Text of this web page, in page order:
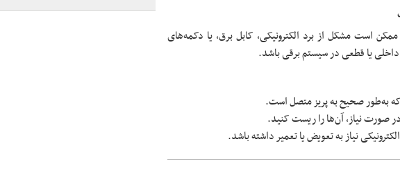
است مشکل از برد الکترونیکی، کابل برق، یا دکمه‌های
یا قطعی در سیستم برقی باشد.
به‌طور صحیح به پریز متصل است.
صورت نیاز، آن‌ها را ریست کنید.
نیاز به تعویض یا تعمیر داشته باشد.